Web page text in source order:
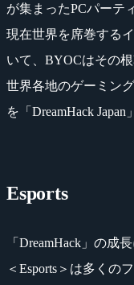
が集まったPCパーテ
現在世界を席巻する
いて、BYOCはその
世界各地のゲーミン
を「DreamHack
Esports
「DreamHack」の成
＜Esports＞は多くの